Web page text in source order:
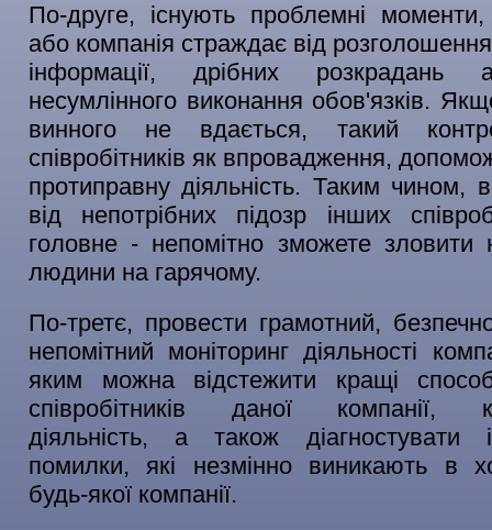
По-друге, існують проблемні
або компанія страждає від
інформації, дрібних розкрадань
несумлінного виконання обов'язків.
винного не вдається, такий
співробітників як впровадження,
протиправну діяльність. Таким чином,
від непотрібних підозр інших
головне - непомітно зможете зловити
людини на гарячому.
По-третє, провести грамотний,
непомітний моніторинг діяльності
яким можна відстежити кращі
співробітників даної компанії,
діяльність, а також діагностувати
помилки, які незмінно виникають в
будь-якої компанії.